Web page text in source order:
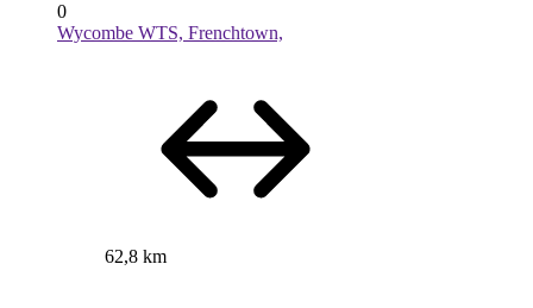
0
Wycombe WTS, Frenchtown,
62,8 km